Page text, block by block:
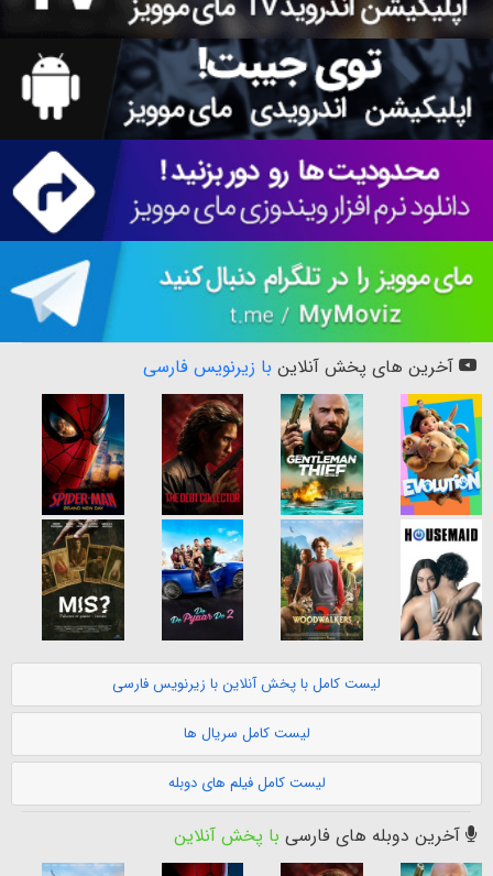
آخرین های پخش آنلاین با زیرنویس فارسی
لیست کامل با پخش آنلاین با زیرنویس فارسی
لیست کامل سریال ها
لیست کامل فیلم های دوبله
آخرین دوبله های فارسی با پخش آنلاین